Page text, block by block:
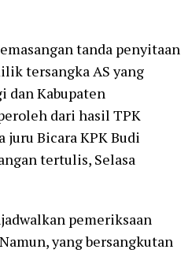
tanda penyitaan
tersangka AS yang
dan Kabupaten
dari hasil TPK
juru Bicara KPK Budi
tertulis, Selasa
pemeriksaan
yang bersangkutan